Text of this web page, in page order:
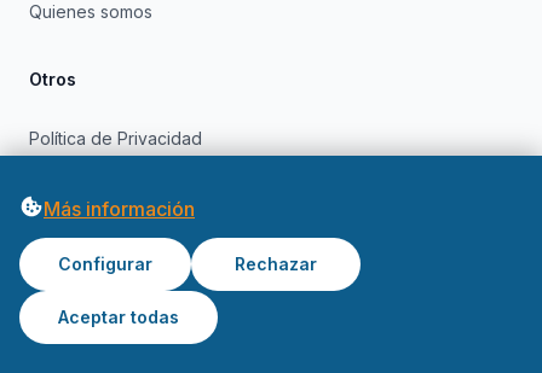
Quienes somos
Otros
Política de Privacidad
© 2026 OfertasInformatica. Todos los derechos reservados.
Más información
Configurar Rechazar
Aceptar todas